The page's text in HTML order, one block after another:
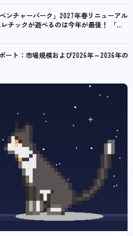
ンチャーパーク」2027年春リニューアル
チックが遊べるのは今年が最後！ 「ラ
戦！」始動
ート：市場規模および2026年～2036年の